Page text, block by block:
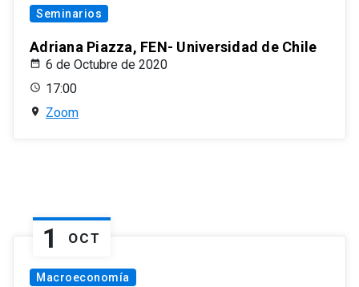
Seminarios
Adriana Piazza, FEN- Universidad de Chile
6 de Octubre de 2020
17:00
Zoom
1 OCT
Macroeconomía